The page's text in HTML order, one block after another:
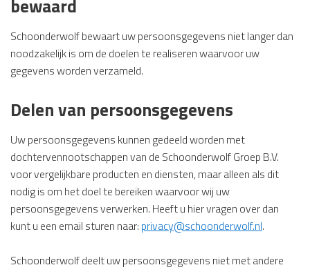
bewaard
Schoonderwolf bewaart uw persoonsgegevens niet langer dan
noodzakelijk is om de doelen te realiseren waarvoor uw
gegevens worden verzameld.
Delen van persoonsgegevens
Uw persoonsgegevens kunnen gedeeld worden met
dochtervennootschappen van de Schoonderwolf Groep B.V.
voor vergelijkbare producten en diensten, maar alleen als dit
nodig is om het doel te bereiken waarvoor wij uw
persoonsgegevens verwerken. Heeft u hier vragen over dan
kunt u een email sturen naar: privacy@schoonderwolf.nl.
Schoonderwolf deelt uw persoonsgegevens niet met andere